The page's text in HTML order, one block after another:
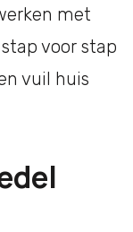
met
voor stap
vuil huis